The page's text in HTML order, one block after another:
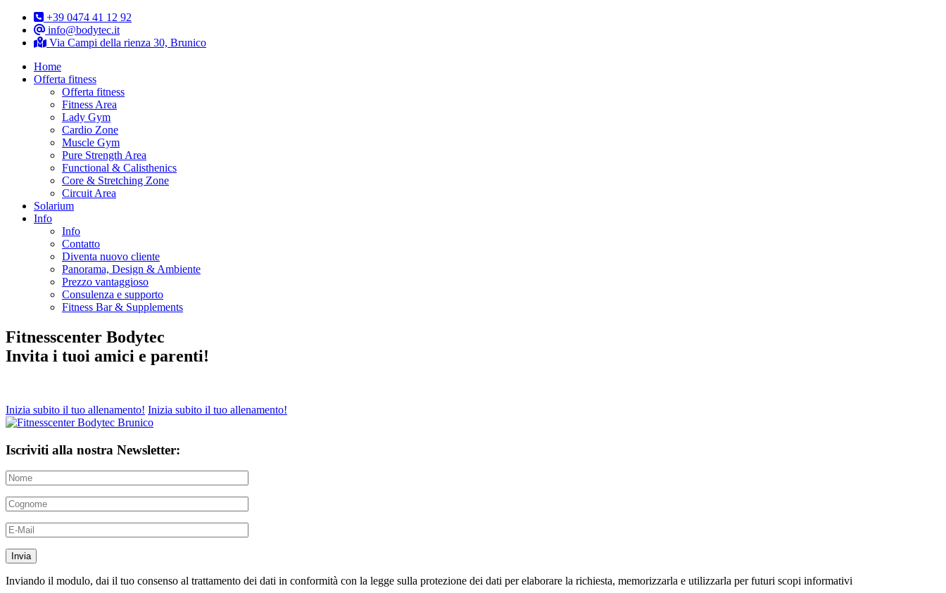
+39 0474 41 12 92
info@bodytec.it
Via Campi della rienza 30, Brunico
Home
Offerta fitness
Offerta fitness
Fitness Area
Lady Gym
Cardio Zone
Muscle Gym
Pure Strength Area
Functional & Calisthenics
Core & Stretching Zone
Circuit Area
Solarium
Info
Info
Contatto
Diventa nuovo cliente
Panorama, Design & Ambiente
Prezzo vantaggioso
Consulenza e supporto
Fitness Bar & Supplements
Fitnesscenter Bodytec
Invita i tuoi amici e parenti!
Inizia subito il tuo allenamento! Inizia subito il tuo allenamento!
Iscriviti alla nostra Newsletter:
Inviando il modulo, dai il tuo consenso al trattamento dei dati in conformità con la legge sulla protezione dei dati per elaborare la richiesta, memorizzarla e utilizzarla per futuri scopi informativi